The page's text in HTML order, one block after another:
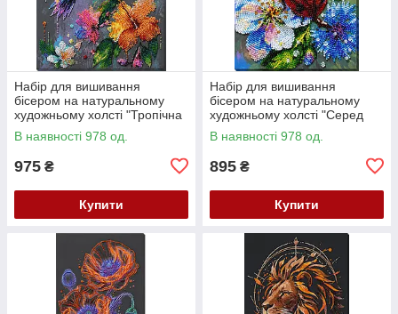
Набір для вишивання
бісером на натуральному
художньому холсті "Тропічна
гостя" Абрис Арт AB-987
В наявності 978 од.
975 ₴
Купити
Набір для вишивання
бісером на натуральному
художньому холсті "Серед
волошок" Абрис Арт AB-984
В наявності 978 од.
895 ₴
Купити